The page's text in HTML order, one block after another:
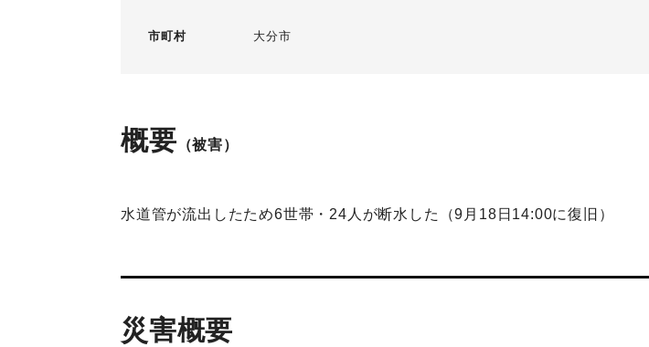
市町村 大分市
概要 （被害）
水道管が流出したため6世帯・24人が断水した（9月18日14:00に復旧）
災害概要